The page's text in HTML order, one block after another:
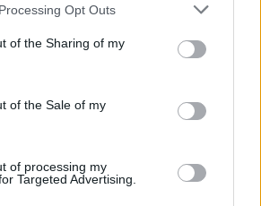
Opt Outs
of the Sharing of my
of the Sale of my
of processing my
Targeted Advertising.
Tyyliniekka
Viihde
Autot
Digi